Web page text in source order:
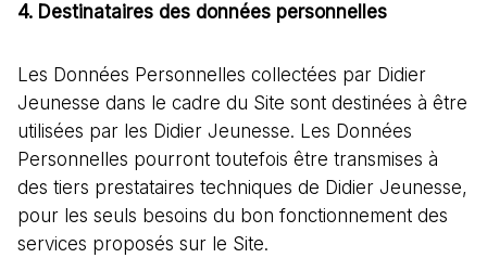
4. Destinataires des données personnelles
Les Données Personnelles collectées par Didier
Jeunesse dans le cadre du Site sont destinées à être
utilisées par les Didier Jeunesse. Les Données
Personnelles pourront toutefois être transmises à
des tiers prestataires techniques de Didier Jeunesse,
pour les seuls besoins du bon fonctionnement des
services proposés sur le Site.